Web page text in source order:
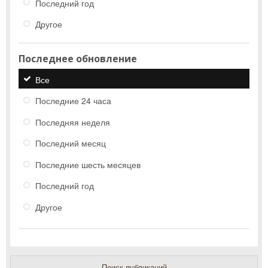
Последний год
Другое
Последнее обновление
Все
Последние 24 часа
Последняя неделя
Последний месяц
Последние шесть месяцев
Последний год
Другое